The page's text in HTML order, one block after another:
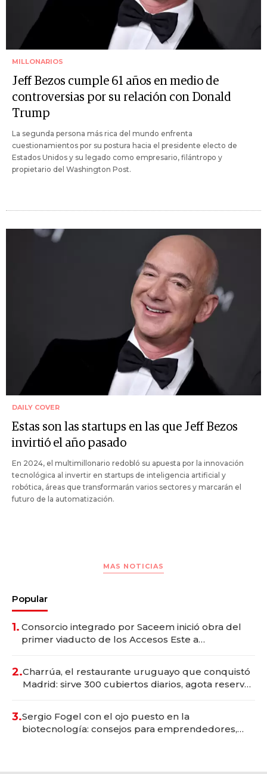
MILLONARIOS
Jeff Bezos cumple 61 años en medio de
controversias por su relación con Donald
Trump
La segunda persona más rica del mundo enfrenta
cuestionamientos por su postura hacia el presidente electo de
Estados Unidos y su legado como empresario, filántropo y
propietario del Washington Post.
DAILY COVER
Estas son las startups en las que Jeff Bezos
invirtió el año pasado
En 2024, el multimillonario redobló su apuesta por la innovación
tecnológica al invertir en startups de inteligencia artificial y
robótica, áreas que transformarán varios sectores y marcarán el
futuro de la automatización.
MAS NOTICIAS
Popular
1. Consorcio integrado por Saceem inició obra del
primer viaducto de los Accesos Este a
2.Charrúa, el restaurante uruguayo que conquistó
Madrid: sirve 300 cubiertos diarios, agota reservas
3.Sergio Fogel con el ojo puesto en la
biotecnología: consejos para emprendedores,